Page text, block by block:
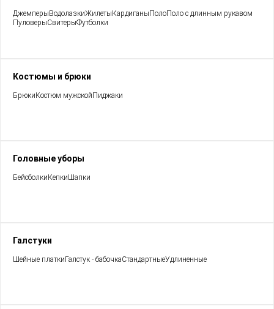
ДжемперыВодолазкиЖилетыКардиганыПолоПоло с длинным рукавом
ПуловерыСвитерыФутболки
Костюмы и брюки
БрюкиКостюм мужскойПиджаки
Головные уборы
БейсболкиКепкиШапки
Галстуки
Шейные платкиГалстук - бабочкаСтандартныеУдлиненные